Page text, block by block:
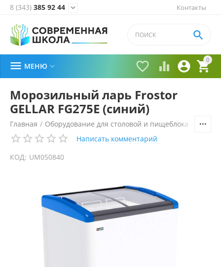
Контакты
8 (343) 385 92 44 
0


 

 МЕНЮ 
Морозильный ларь Frostor
GELLAR FG275E (синий)
Главная / Оборудование для столовой и пищеблока
Написать комментарий
КОД: UM050840